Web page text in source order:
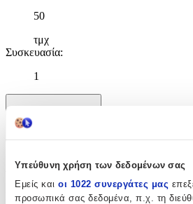
Υπεύθυνη χρήση των δεδομένων σας
Εμείς και οι 1022 συνεργάτες μας
προσωπικά σας δεδομένα, π.χ. τη
50
τμχ
Συσκευασία:
1
Χαρακτηριστικά
Κατασκευαστής: